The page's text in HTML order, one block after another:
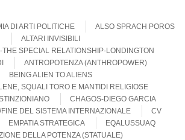
DI ARTI POLITICHE
ALSO SPRACH POROS
ALTARI INVISIBILI
SPECIAL RELATIONSHIP-LONDINGTON
ANTROPOTENZA (ANTHROPOWER)
BEING ALIEN TO ALIENS
SQUALI TORO E MANTIDI RELIGIOSE
CHAGOS-DIEGO GARCIA
DEL SISTEMA INTERNAZIONALE
CV
EMPATIA STRATEGICA
EQALUSSUAQ
DELLA POTENZA (STATUALE)